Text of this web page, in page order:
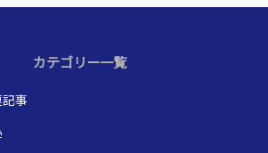
カテゴリー一覧
事